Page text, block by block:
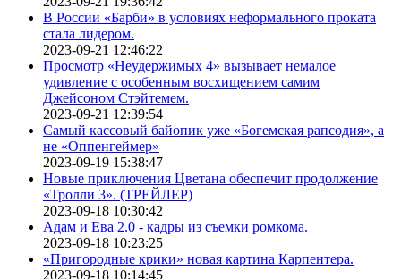
В России «Барби» в условиях неформального проката
стала лидером.
2023-09-21 12:46:22
Просмотр «Неудержимых 4» вызывает немалое
удивление с особенным восхищением самим
Джейсоном Стэйтемем.
2023-09-21 12:39:54
Самый кассовый байопик уже «Богемская рапсодия», а
не «Оппенгеймер»
2023-09-19 15:38:47
Новые приключения Цветана обеспечит продолжение
«Тролли 3». (ТРЕЙЛЕР)
2023-09-18 10:30:42
Адам и Ева 2.0 - кадры из съемки ромкома.
2023-09-18 10:23:25
«Пригородные крики» новая картина Карпентера.
2023-09-18 10:14:45